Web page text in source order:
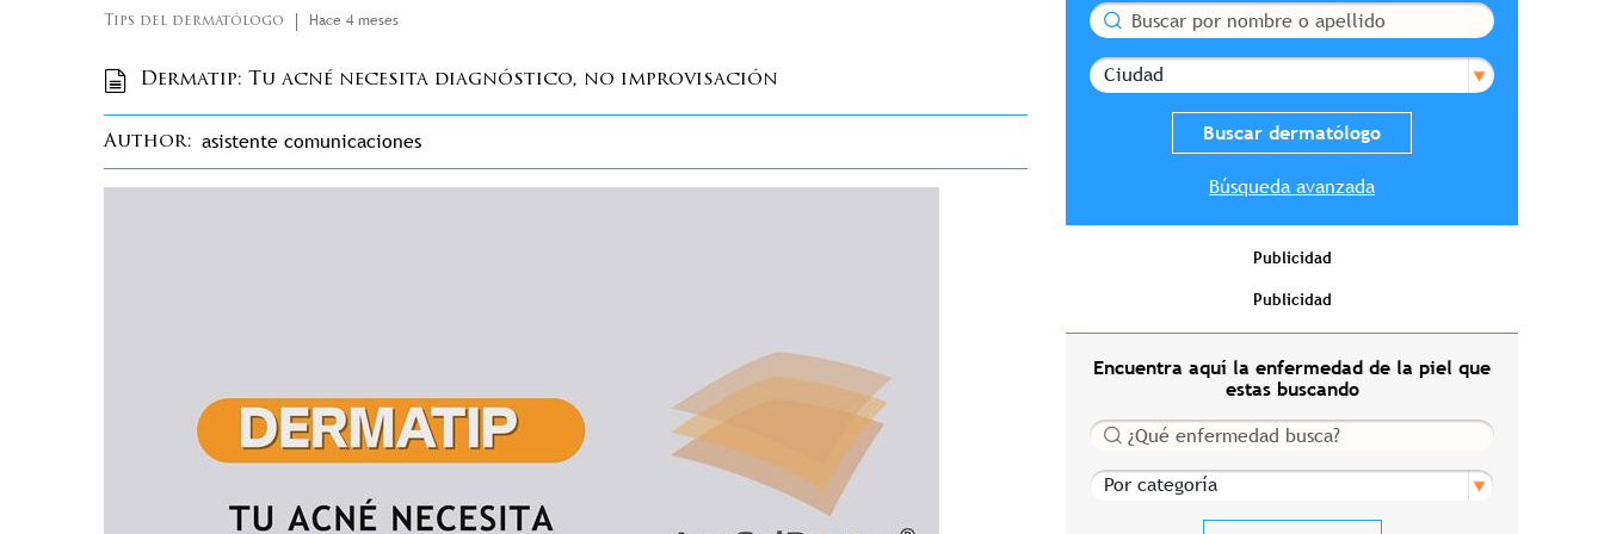
Tips del dermatólogo Hace 4 meses
Dermatip: Tu acné necesita diagnóstico, no improvisación
Author asistente comunicaciones
Buscar
Ciudad
Búsqueda avanzada
Publicidad
Publicidad
Encuentra aquí la enfermedad de la piel que
estas buscando
Buscar
Por categoría